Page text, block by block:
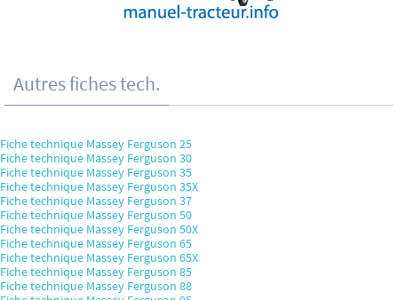
Autres fiches tech.
Fiche technique Massey Ferguson 25
Fiche technique Massey Ferguson 30
Fiche technique Massey Ferguson 35
Fiche technique Massey Ferguson 35X
Fiche technique Massey Ferguson 37
Fiche technique Massey Ferguson 50
Fiche technique Massey Ferguson 50X
Fiche technique Massey Ferguson 65
Fiche technique Massey Ferguson 65X
Fiche technique Massey Ferguson 85
Fiche technique Massey Ferguson 88